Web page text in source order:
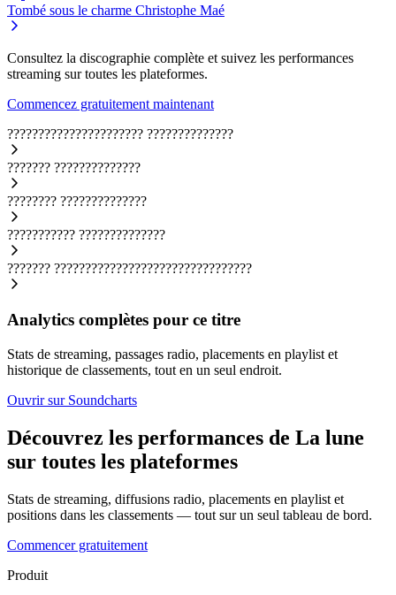
Tombé sous le charme Christophe Maé
Consultez la discographie complète et suivez les performances
streaming sur toutes les plateformes.
Commencez gratuitement maintenant
?????????????????????? ??????????????
??????? ??????????????
???????? ??????????????
??????????? ??????????????
??????? ????????????????????????????????
Analytics complètes pour ce titre
Stats de streaming, passages radio, placements en playlist et
historique de classements, tout en un seul endroit.
Ouvrir sur Soundcharts
Découvrez les performances de La lune
sur toutes les plateformes
Stats de streaming, diffusions radio, placements en playlist et
positions dans les classements — tout sur un seul tableau de bord.
Commencer gratuitement
Produit